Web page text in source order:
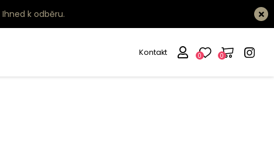
Ihned k odběru.
Kontakt 0 0